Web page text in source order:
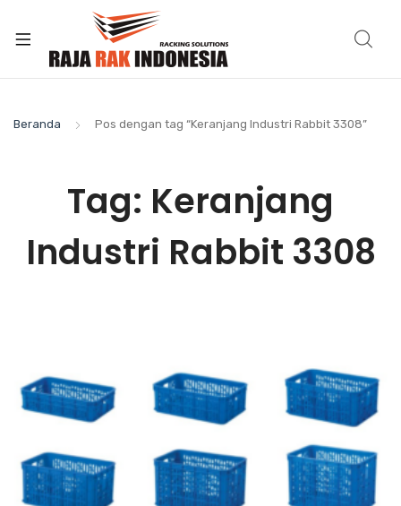
Beranda Pos dengan tag “Keranjang Industri Rabbit 3308”
Tag: Keranjang
Industri Rabbit 3308